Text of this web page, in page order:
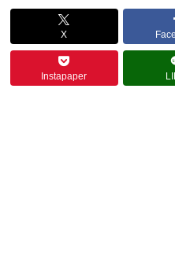
X
Instapaper